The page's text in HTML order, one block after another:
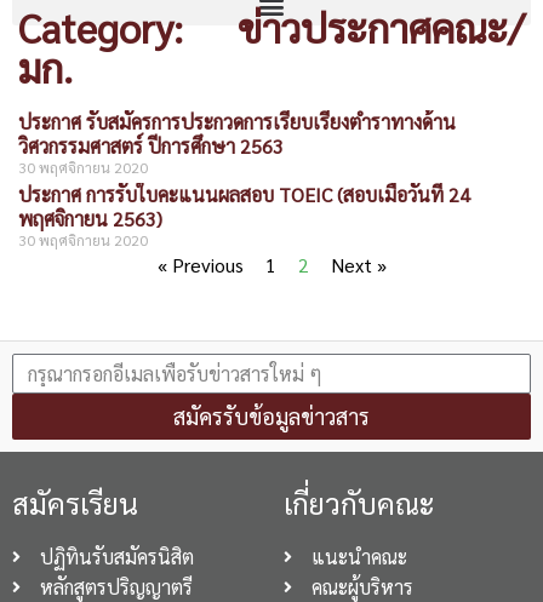
Category: ข่าวประกาศคณะ/
มก.
ประกาศ รับสมัครการประกวดการเรียบเรียงตำราทางด้าน
วิศวกรรมศาสตร์ ปีการศึกษา 2563
30 พฤศจิกายน 2020
ประกาศ การรับใบคะแนนผลสอบ TOEIC (สอบเมื่อวันที่ 24
พฤศจิกายน 2563)
30 พฤศจิกายน 2020
« Previous 1 2 Next »
สมัครรับข้อมูลข่าวสาร
สมัครเรียน
ปฏิทินรับสมัครนิสิต
หลักสูตรปริญญาตรี
เกี่ยวกับคณะ
แนะนำคณะ
คณะผู้บริหาร